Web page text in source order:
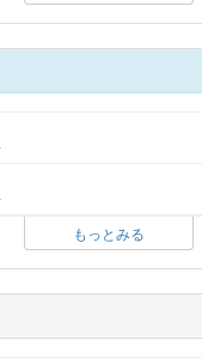
もっとみる